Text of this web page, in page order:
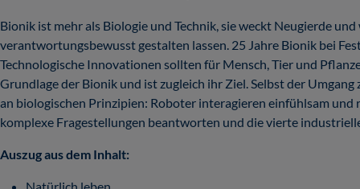
Bionik ist mehr als Biologie und Technik, sie weckt Neugierde
verantwortungsbewusst gestalten lassen. 25 Jahre Bionik bei
Technologische Innovationen sollten für Mensch, Tier und
Grundlage der Bionik und ist zugleich ihr Ziel. Selbst der
an biologischen Prinzipien: Roboter interagieren einfühlsam
komplexe Fragestellungen beantworten und die vierte
Auszug aus dem Inhalt: